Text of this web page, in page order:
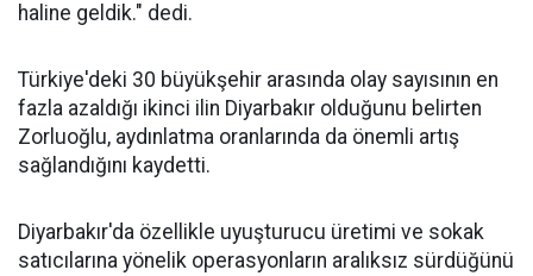
haline geldik." dedi.
Türkiye'deki 30 büyükşehir arasında olay sayısının en
fazla azaldığı ikinci ilin Diyarbakır olduğunu belirten
Zorluoğlu, aydınlatma oranlarında da önemli artış
sağlandığını kaydetti.
Diyarbakır'da özellikle uyuşturucu üretimi ve sokak
satıcılarına yönelik operasyonların aralıksız sürdüğünü